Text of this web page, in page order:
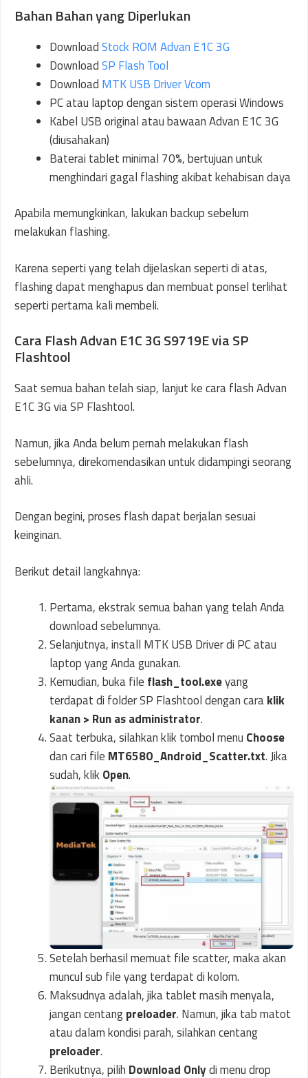
Bahan Bahan yang Diperlukan
DownloadStock ROM Advan E1C 3G
DownloadSP Flash Tool
Download MTK USB Driver Vcom
PC atau laptop dengan sistem operasi Windows
Kabel USB original atau bawaan Advan E1C 3G
(diusahakan)
Baterai tablet minimal 70%, bertujuan untuk
menghindari gagal flashing akibat kehabisan daya
Apabila memungkinkan, lakukan backup sebelum
melakukan flashing.
Karena seperti yang telah dijelaskan seperti di atas,
flashing dapat menghapus dan membuat ponsel terlihat
seperti pertama kali membeli.
Cara Flash Advan E1C 3G S9719E via SP
Flashtool
Saat semua bahan telah siap, lanjut ke cara flash Advan
E1C 3G via SP Flashtool.
Namun, jika Anda belum pernah melakukan flash
sebelumnya, direkomendasikan untuk didampingi seorang
ahli.
Dengan begini, proses flash dapat berjalan sesuai
keinginan.
Berikut detail langkahnya:
Pertama, ekstrak semua bahan yang telah Anda
download sebelumnya.
Selanjutnya, install MTK USB Driver di PC atau
laptop yang Anda gunakan.
Kemudian, buka file flash_tool.exeyang
terdapat di folder SP Flashtool dengan caraklik
kanan > Run as administrator.
Saat terbuka, silahkan klik tombol menu Choose
dan cari file MT6580_Android_Scatter.txt. Jika
sudah, klik Open.
Setelah berhasil memuat file scatter, maka akan
muncul sub file yang terdapat di kolom.
Maksudnya adalah, jika tablet masih menyala,
jangan centangpreloader. Namun, jika tab matot
atau dalam kondisi parah, silahkan centang
preloader.
Berikutnya, pilih Download Onlydi menu drop